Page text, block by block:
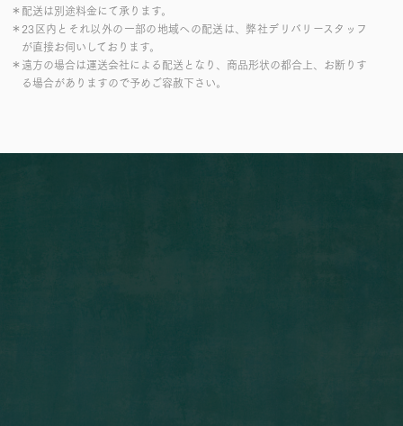
＊配送は別途料金にて承ります。
＊23区内とそれ以外の一部の地域への配送は、弊社デリバリースタッフ
が直接お伺いしております。
＊遠方の場合は運送会社による配送となり、商品形状の都合上、お断りす
る場合がありますので予めご容赦下さい。